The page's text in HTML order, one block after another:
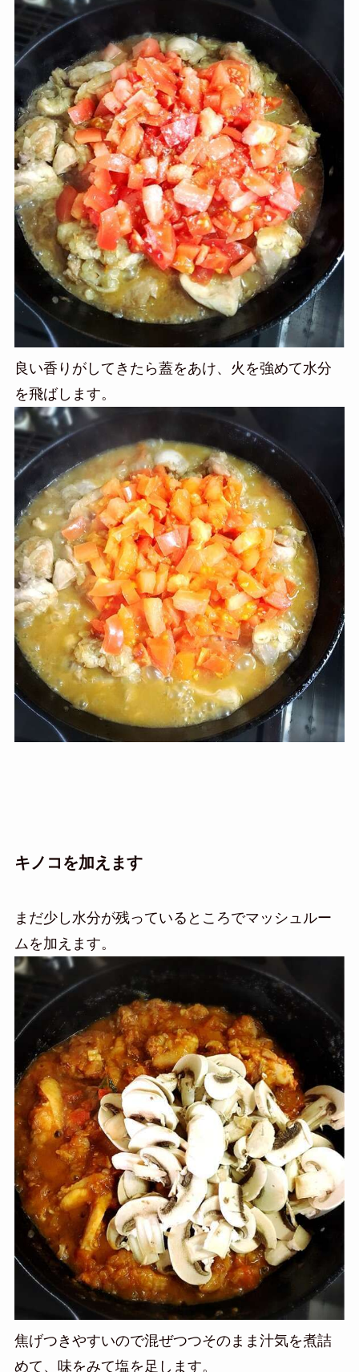
良い香りがしてきたら蓋をあけ、火を強めて水分
を飛ばします。
キノコを加えます
まだ少し水分が残っているところでマッシュルー
ムを加えます。
焦げつきやすいので混ぜつつそのまま汁気を煮詰
めて、味をみて塩を足します。